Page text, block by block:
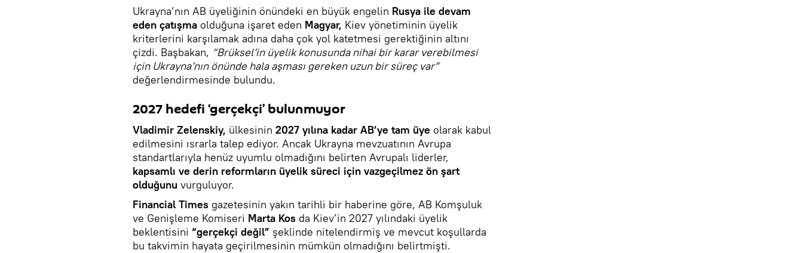
Ukrayna’nın AB üyeliğinin önündeki en büyük engelin Rusya ile devam
eden çatışma olduğuna işaret eden Magyar, Kiev yönetiminin üyelik
kriterlerini karşılamak adına daha çok yol katetmesi gerektiğinin altını
çizdi. Başbakan, “Brüksel’in üyelik konusunda nihai bir karar verebilmesi
için Ukrayna’nın önünde hala aşması gereken uzun bir süreç var”
değerlendirmesinde bulundu.
2027 hedefi ‘gerçekçi’ bulunmuyor
Vladimir Zelenskiy, ülkesinin 2027 yılına kadar AB’ye tam üye olarak kabul
edilmesini ısrarla talep ediyor. Ancak Ukrayna mevzuatının Avrupa
standartlarıyla henüz uyumlu olmadığını belirten Avrupalı liderler,
kapsamlı ve derin reformların üyelik süreci için vazgeçilmez ön şart
olduğunu vurguluyor.
Financial Times gazetesinin yakın tarihli bir haberine göre, AB Komşuluk
ve Genişleme Komiseri Marta Kos da Kiev’in 2027 yılındaki üyelik
beklentisini “gerçekçi değil” şeklinde nitelendirmiş ve mevcut koşullarda
bu takvimin hayata geçirilmesinin mümkün olmadığını belirtmişti.